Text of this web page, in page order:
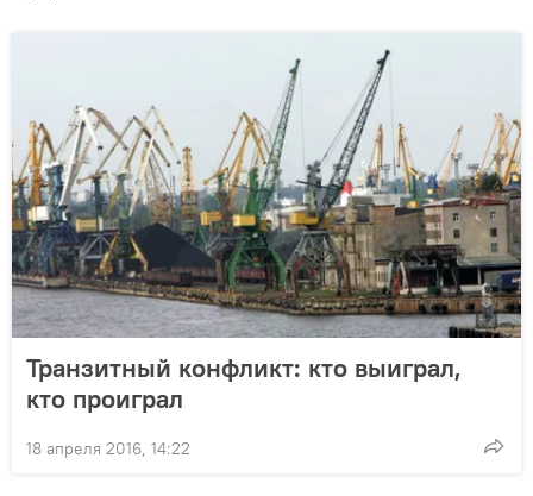
Транзитный конфликт: кто выиграл,
кто проиграл
18 апреля 2016, 14:22